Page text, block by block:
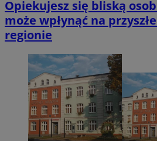
Opiekujesz się bliską
może wpłynąć na
regionie